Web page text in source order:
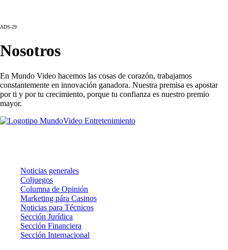
ADS-29
Nosotros
En Mundo Video hacemos las cosas de corazón, trabajamos
constantemente en innovación ganadora. Nuestra premisa es apostar
por ti y por tu crecimiento, porque tu confianza es nuestro premio
mayor.
Noticias generales
Coljuegos
Columna de Opinión
Marketing pára Casinos
Noticias para Técnicos
Sección Jurídica
Sección Financiera
Sección Internacional